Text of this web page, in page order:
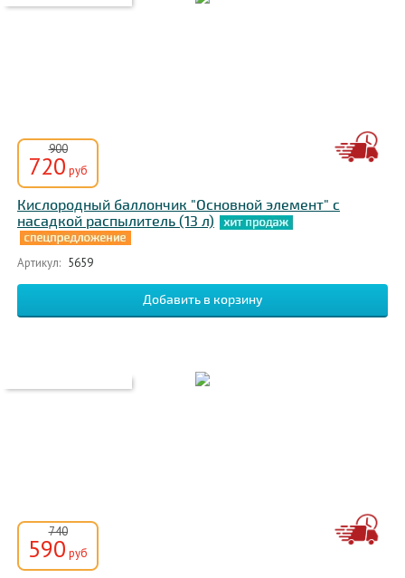
Профессиональные
900
720 руб
Кислородный баллончик "Основной элемент" с
насадкой распылитель (13 л)
Артикул: 5659
740
590 руб